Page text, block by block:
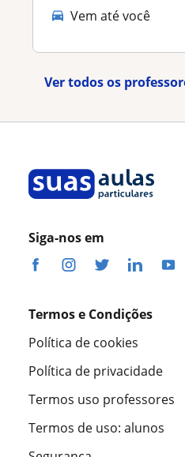
Vem até você
Ver todos os
Siga-nos em
Termos e Condições
Política de cookies
Política de privacidade
Termos uso professores
Termos de uso: alunos